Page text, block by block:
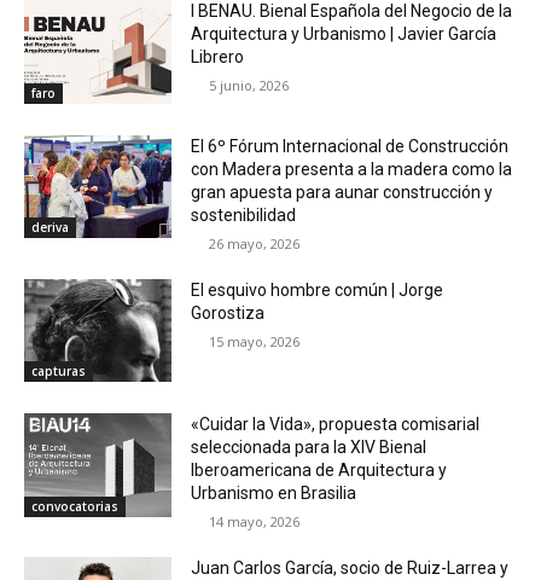
faro
I BENAU. Bienal Española del Negocio de la
Arquitectura y Urbanismo | Javier García
Librero
5 junio, 2026
deriva
El 6º Fórum Internacional de Construcción
con Madera presenta a la madera como la
gran apuesta para aunar construcción y
sostenibilidad
26 mayo, 2026
capturas
El esquivo hombre común | Jorge
Gorostiza
15 mayo, 2026
convocatorias
«Cuidar la Vida», propuesta comisarial
seleccionada para la XIV Bienal
Iberoamericana de Arquitectura y
Urbanismo en Brasilia
14 mayo, 2026
Juan Carlos García, socio de Ruiz-Larrea y